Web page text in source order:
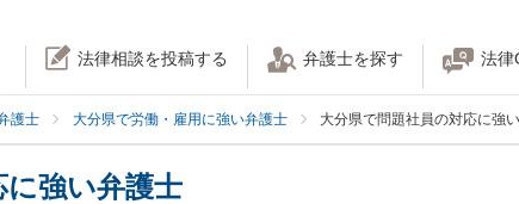
法律相談を投稿する 弁護士を探す 法律
護士 大分県で労働・雇用に強い弁護士 大分県で問題社員の対応に強
強い弁護士